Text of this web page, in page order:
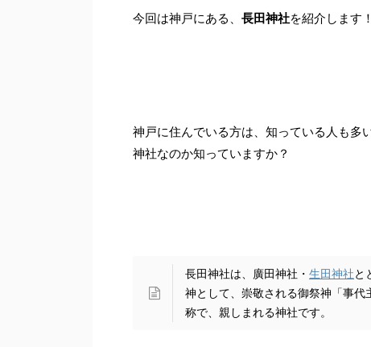
今回は神戸にある、 長田神社を紹介します！
神戸に住んでいる方は、知っている人も多
神社なのか知っていますか？
長田神社は、廣田神社・ 生田神社と
神として、崇敬される御祭神「事
称で、親しまれる神社です。